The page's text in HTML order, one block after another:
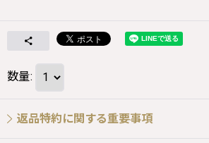
数量:
返品特約に関する重要事項